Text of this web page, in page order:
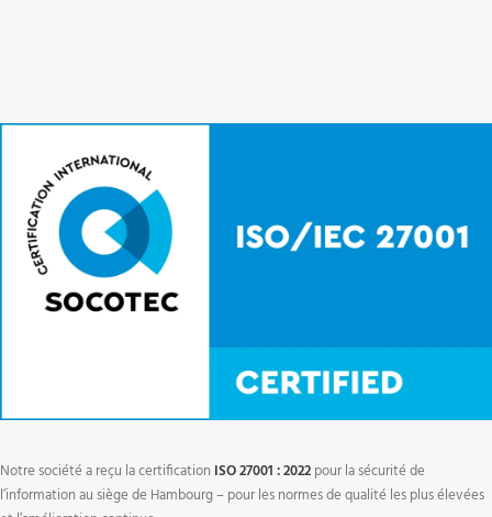
Notre société a reçu la certification ISO 27001 : 2022pour la sécurité de
l’information au siège de Hambourg – pour les normes de qualité les plus élevées